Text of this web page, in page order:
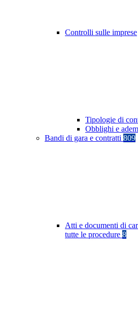
Controlli sulle imprese
Tipologie di
Obblighi e
Bandi di gara e contratti 809
Atti e documenti di
tutte le procedure 8